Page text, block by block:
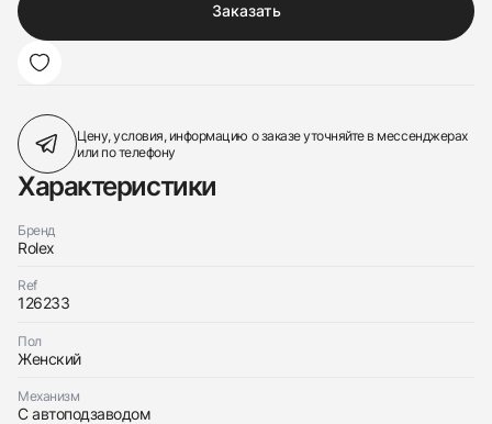
Заказать
Цену, условия, информацию о заказеуточняйте в мессенджерах
или по телефону
Характеристики
Бренд
Rolex
Ref
126233
Пол
Женский
Механизм
С автоподзаводом